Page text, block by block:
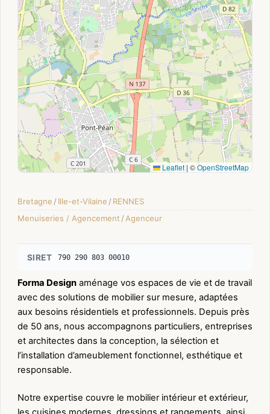
Leaflet | ©OpenStreetMap
Bretagne / Ille-et-Vilaine / RENNES
Menuiseries / Agencement / Agenceur
SIRET 790 290 803 00010
Forma Design aménage vos espaces de vie et de travail
avec des solutions de mobilier sur mesure, adaptées
aux besoins résidentiels et professionnels. Depuis près
de 50 ans, nous accompagnons particuliers, entreprises
et architectes dans la conception, la sélection et
l’installation d’ameublement fonctionnel, esthétique et
responsable.
Notre expertise couvre le mobilier intérieur et extérieur,